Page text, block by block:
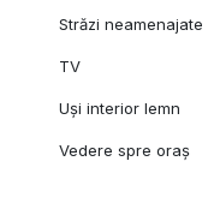
Străzi neamenajate
TV
Uși interior lemn
Vedere spre oraș